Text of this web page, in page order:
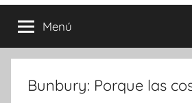
Menú
Bunbury: Porque las